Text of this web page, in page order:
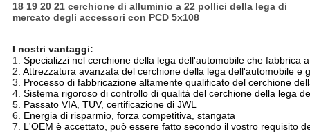
18 19 20 21 cerchione di alluminio a 22 pollici della lega di
mercato degli accessori con PCD 5x108
I nostri vantaggi:
1. Specializzi nel cerchione della lega dell'automobile che fabbrica
2. Attrezzatura avanzata del cerchione della lega dell'automobile e
3. Processo di fabbricazione altamente qualificato del cerchione
4. Sistema rigoroso di controllo di qualità del cerchione della lega
5. Passato VIA, TUV, certificazione di JWL
6. Energia di risparmio, forza competitiva, stangata
7. L'OEM è accettato, può essere fatto secondo il vostro requisito